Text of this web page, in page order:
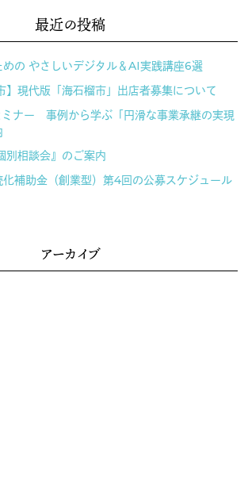
最近の投稿
の やさしいデジタル＆AI実践講座6選
現代版「海石榴市」出店者募集について
ナー 事例から学ぶ「円滑な事業承継の実現
相談会』のご案内
補助金（創業型）第4回の公募スケジュール
アーカイブ